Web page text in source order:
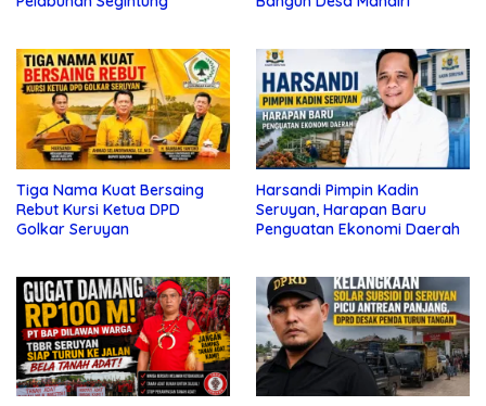
Tiga Nama Kuat Bersaing
Rebut Kursi Ketua DPD
Golkar Seruyan
Harsandi Pimpin Kadin
Seruyan, Harapan Baru
Penguatan Ekonomi Daerah